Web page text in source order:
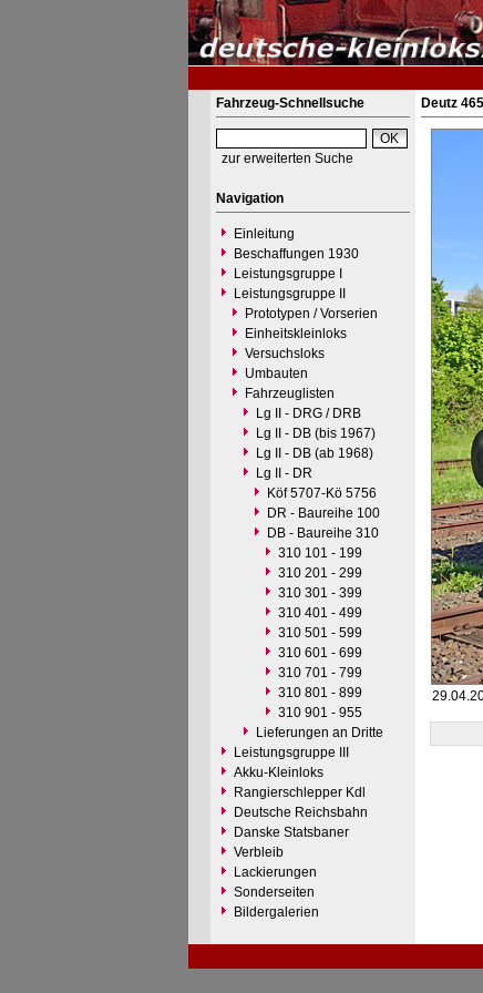
Fahrzeug-Schnellsuche
zur erweiterten Suche
Navigation
Einleitung
Beschaffungen 1930
Leistungsgruppe I
Leistungsgruppe II
Prototypen / Vorserien
Einheitskleinloks
Versuchsloks
Umbauten
Fahrzeuglisten
Lg II - DRG / DRB
Lg II - DB (bis 1967)
Lg II - DB (ab 1968)
Lg II - DR
Köf 5707-Kö 5756
DR - Baureihe 100
DB - Baureihe 310
310 101 - 199
310 201 - 299
310 301 - 399
310 401 - 499
310 501 - 599
310 601 - 699
310 701 - 799
310 801 - 899
310 901 - 955
Lieferungen an Dritte
Leistungsgruppe III
Akku-Kleinloks
Rangierschlepper Kdl
Deutsche Reichsbahn
Danske Statsbaner
Verbleib
Lackierungen
Sonderseiten
Bildergalerien
Deutz